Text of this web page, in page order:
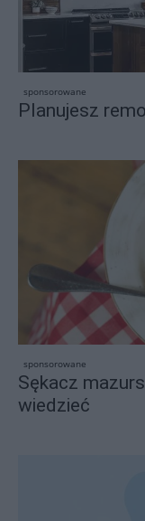
sponsorowane
Planujesz
sponsorowane
Sękacz
wiedzieć